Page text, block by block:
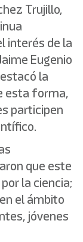
Trujillo,
interés de la
Eugenio
la
esta forma,
participen
que este
la ciencia;
el ámbito
jóvenes